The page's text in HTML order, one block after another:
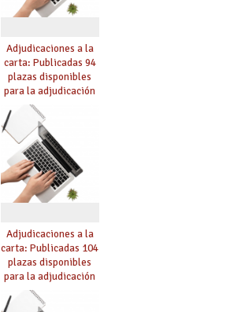
Adjudicaciones a la
carta: Publicadas 94
plazas disponibles
para la adjudicación
de mañana y abierto
plazo de solicitudes
Adjudicaciones a la
carta: Publicadas 104
plazas disponibles
para la adjudicación
de mañana y abierto
plazo de solicitudes